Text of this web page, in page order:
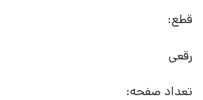
قطع:
رقعی
تعداد صفحه: